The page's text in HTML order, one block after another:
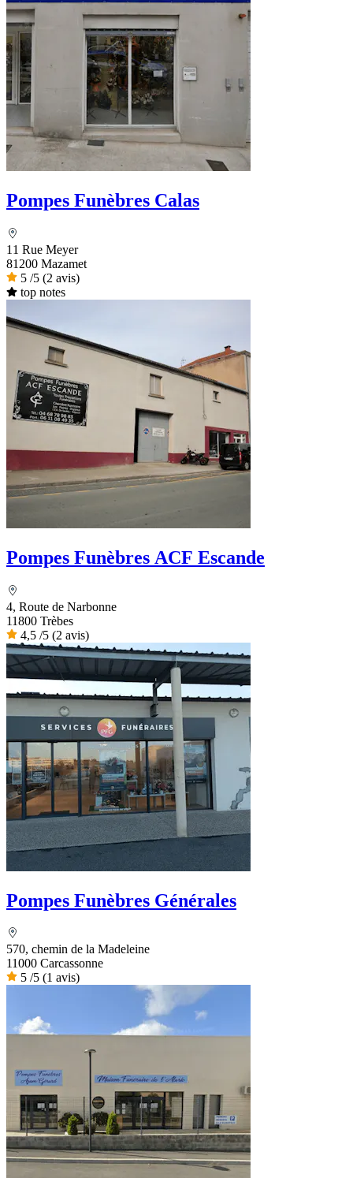
Pompes Funèbres Calas
11 Rue Meyer
81200 Mazamet
5 /5 (2 avis)
top notes
Pompes Funèbres ACF Escande
4, Route de Narbonne
11800 Trèbes
4,5 /5 (2 avis)
Pompes Funèbres Générales
570, chemin de la Madeleine
11000 Carcassonne
5 /5 (1 avis)